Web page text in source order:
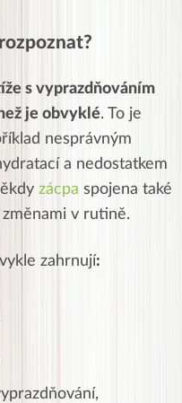
s vyprazdňováním
je obvyklé. To je
nesprávným
a nedostatkem
zácpa spojena také
v rutině.
zahrnují: